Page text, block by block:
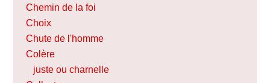
Chemin de la foi
Choix
Chute de l'homme
Colère
juste ou charnelle